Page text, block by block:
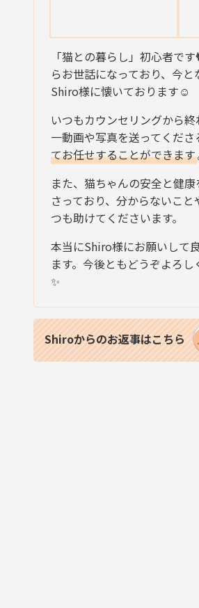
「猫との暮らし」初心者で
らお世話になっており、今と
Shiro様に懐いております☺️
いつもカウンセリングから
一動画や写真を送ってくださ
てお任せすることができます
また、猫ちゃんの安全と健
さっており、分からないこ
つも助けてくださいます。
本当にShiro様にお願いして
ます。今後ともどうぞよろ
✨
Shiroからのお返事はこちら